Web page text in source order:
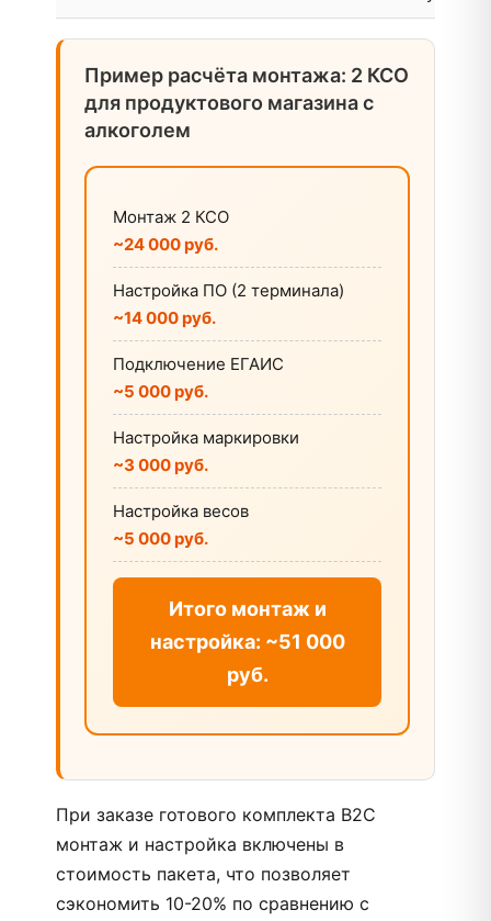
Пример расчёта монтажа: 2 КСО
для продуктового магазина с
алкоголем
Монтаж 2 КСО
~24 000 руб.
Настройка ПО (2 терминала)
~14 000 руб.
Подключение ЕГАИС
~5 000 руб.
Настройка маркировки
~3 000 руб.
Настройка весов
~5 000 руб.
Итого монтаж и
настройка: ~51 000
руб.
При заказе готового комплекта B2C
монтаж и настройка включены в
стоимость пакета, что позволяет
сэкономить 10-20% по сравнению с